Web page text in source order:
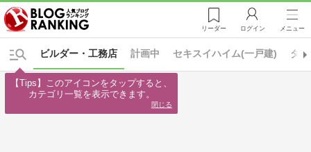
リーダー ログイン メニュー
計画中 セキスイハイム(一戸建) タ
ビルダー・工務店
【Tips】このアイコンをタップすると、
カテゴリ一覧を表示できます。
閉じる